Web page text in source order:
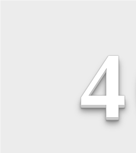
4